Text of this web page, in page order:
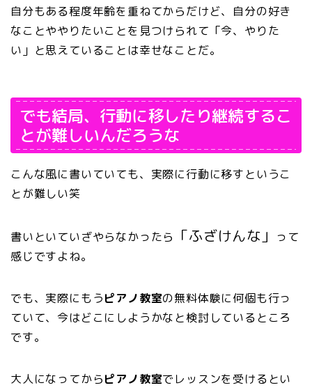
自分もある程度年齢を重ねてからだけど、自分の好き
なことややりたいことを見つけられて「今、やりた
い」と思えていることは幸せなことだ。
でも結局、行動に移したり継続するこ
とが難しいんだろうな
こんな風に書いていても、実際に行動に移すというこ
とが難しい笑
書いといていざやらなかったら 「ふざけんな」
って
感じですよね。
でも、実際にもうピアノ教室の無料体験に何個も行っ
ていて、今はどこにしようかなと検討しているところ
です。
大人になってからピアノ教室でレッスンを受けるとい